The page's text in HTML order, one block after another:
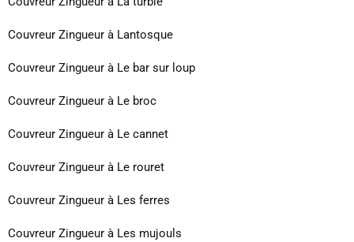
Couvreur Zingueur à Lantosque
Couvreur Zingueur à Le bar sur loup
Couvreur Zingueur à Le broc
Couvreur Zingueur à Le cannet
Couvreur Zingueur à Le rouret
Couvreur Zingueur à Les ferres
Couvreur Zingueur à Les mujouls